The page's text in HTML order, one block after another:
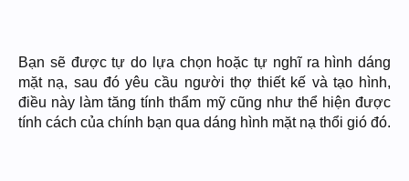
Bạn sẽ được tự do lựa chọn hoặc tự nghĩ ra hình dáng
mặt nạ, sau đó yêu cầu người thợ thiết kế và tạo hình,
điều này làm tăng tính thẩm mỹ cũng như thể hiện được
tính cách của chính bạn qua dáng hình mặt nạ thổi gió đó.